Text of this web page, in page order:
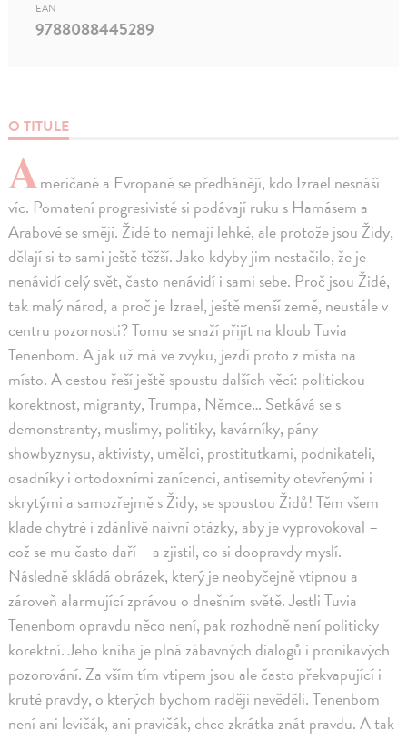
O TITULE
Američané a Evropané se předhánějí, kdo Izrael nesnáší
víc. Pomatení progresivisté si podávají ruku s Hamásem a
Arabové se smějí. Židé to nemají lehké, ale protože jsou Židy,
dělají si to sami ještě těžší. Jako kdyby jim nestačilo, že je
nenávidí celý svět, často nenávidí i sami sebe. Proč jsou Židé,
tak malý národ, a proč je Izrael, ještě menší země, neustále v
centru pozornosti? Tomu se snaží přijít na kloub Tuvia
Tenenbom. A jak už má ve zvyku, jezdí proto z místa na
místo. A cestou řeší ještě spoustu dalších věcí: politickou
korektnost, migranty, Trumpa, Němce… Setkává se s
demonstranty, muslimy, politiky, kavárníky, pány
showbyznysu, aktivisty, umělci, prostitutkami, podnikateli,
osadníky i ortodoxními zanícenci, antisemity otevřenými i
skrytými a samozřejmě s Židy, se spoustou Židů! Těm všem
klade chytré i zdánlivě naivní otázky, aby je vyprovokoval –
což se mu často daří – a zjistil, co si doopravdy myslí.
Následně skládá obrázek, který je neobyčejně vtipnou a
zároveň alarmující zprávou o dnešním světě. Jestli Tuvia
Tenenbom opravdu něco není, pak rozhodně není politicky
korektní. Jeho kniha je plná zábavných dialogů i pronikavých
pozorování. Za vším tím vtipem jsou ale často překvapující i
kruté pravdy, o kterých bychom raději nevěděli. Tenenbom
není ani levičák, ani pravičák, chce zkrátka znát pravdu. A tak
EAN
9788088445289